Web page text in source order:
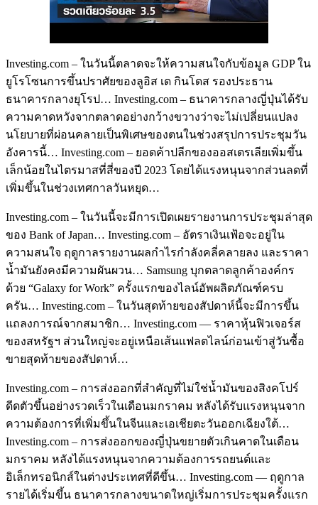
Investing.com – ในวันนี้ตลาดจะให้ความสนใจกับข้อมูล GDP ใน
ยูโรโซนการขึ้นปราศัยของลูอิส เด กินโดส รองประธาน
ธนาคารกลางยุโรป… Investing.com – ธนาคารกลางญี่ปุ่นได้รับ
ความคาดหวังจากตลาดอย่างกว้างขวางว่าจะไม่เปลี่ยนแปลง
นโยบายที่ผ่อนคลายเป็นพิเศษของตนในช่วงสรุปการประชุมวัน
อังคารนี้… Investing.com – ยอดค้าปลีกของออสเตรเลียเพิ่มขึ้น
เล็กน้อยในไตรมาสที่สี่ของปี 2023 โดยได้แรงหนุนจากส่วนลดที่
เพิ่มขึ้นในช่วงเทศกาลวันหยุด…
Investing.com – ในวันนี้จะมีการเปิดเผยรายงานการประชุมล่าสุด
ของ Bank of Japan… Investing.com – อัตราเงินเฟ้อจะอยู่ใน
ความสนใจ ฤดูกาลรายงานผลกำไรกำลังคลี่คลายลง และราคา
น้ำมันยังคงมีความผันผวน… Samsung บุกตลาดลูกค้าองค์กร
ด้วย “Galaxy for Work” ครั้งแรกของไลน์อัพผลิตภัณฑ์ครบ
ครัน… Investing.com – ในวันสุดท้ายของสัปดาห์นี้จะมีการขึ้น
แถลงการณ์จากสมาชิก… Investing.com — ราคาหุ้นฟิวเจอร์ส
ของสหรัฐฯ ส่วนใหญ่จะอยู่เหนือเส้นแฟลตไลน์ก่อนเข้าสู่วันซื้อ
ขายสุดท้ายของสัปดาห์…
Investing.com – การส่งออกที่สำคัญที่ไม่ใช่น้ำมันของสิงคโปร์
ดีดตัวขึ้นอย่างรวดเร็วในเดือนมกราคม หลังได้รับแรงหนุนจาก
ความต้องการที่เพิ่มขึ้นในจีนและเอเชียตะวันออกเฉียงใต้…
Investing.com – การส่งออกของญี่ปุ่นขยายตัวเกินคาดในเดือน
มกราคม หลังได้แรงหนุนจากความต้องการรถยนต์และ
อิเล็กทรอนิกส์ในต่างประเทศที่ดีขึ้น… Investing.com — ฤดูกาล
รายได้เริ่มขึ้น ธนาคารกลางขนาดใหญ่เริ่มการประชุมครั้งแรก